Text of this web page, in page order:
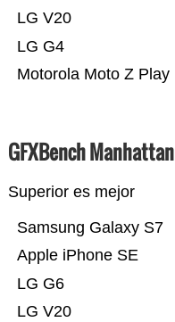
Motorola Moto Z Play
LG G4
LG V20
GFXBench Manhattan
Superior es mejor
LG V20
LG G6
Apple iPhone SE
Samsung Galaxy S7